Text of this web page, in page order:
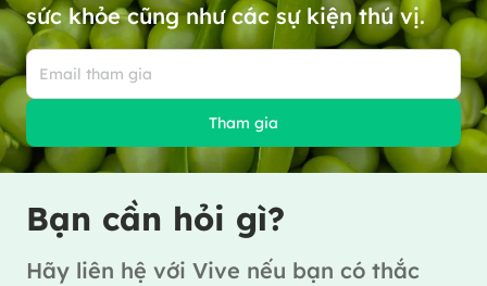
sức khỏe cũng như các sự kiện thú vị.
Tham gia
Bạn cần hỏi gì?
Hãy liên hệ với Vive nếu bạn có thắc